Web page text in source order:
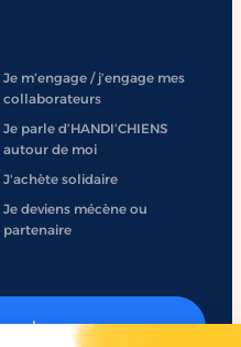
Je m’engage / j’engage mes
collaborateurs
Je parle d’HANDI’CHIENS
autour de moi
J'achète solidaire
Je deviens mécène ou
partenaire
un don